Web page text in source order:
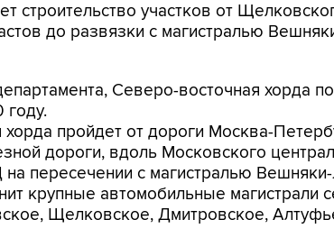
строительство участков от
до развязки с магистралью
Северо-восточная хорда
году.
пройдет от дороги Москва-
дороги, вдоль Московского
пересечении с магистралью
крупные автомобильные магистрали
Щелковское, Дмитровское,